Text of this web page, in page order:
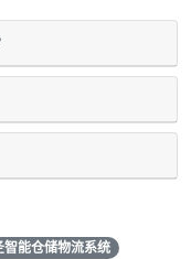
智能仓储物流系统